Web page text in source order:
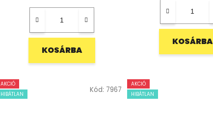
KOSÁRBA
KOSÁRBA
AKCIÓ
HIBÁTLAN
Kód: 7967
AKCIÓ
HIBÁTLAN